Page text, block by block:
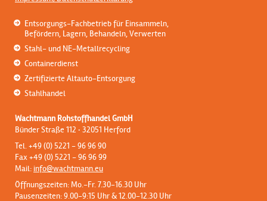
Entsorgungs-Fachbetrieb für Einsammeln,
Befördern, Lagern, Behandeln, Verwerten
Stahl- und NE-Metallrecycling
Containerdienst
Zertifizierte Altauto-Entsorgung
Stahlhandel
Wachtmann Rohstoffhandel GmbH
Bünder Straße 112 · 32051 Herford
Tel. +49 (0) 5221 - 96 96 90
Fax +49 (0) 5221 - 96 96 99
Mail:info@wac­htmann.eu
Öffnungszeiten: Mo.-Fr. 7.30-16.30 Uhr
Pausenzeiten: 9.00-9:15 Uhr & 12.00-12.30 Uhr